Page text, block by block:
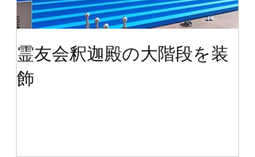
霊友会釈迦殿の大階段を装
飾